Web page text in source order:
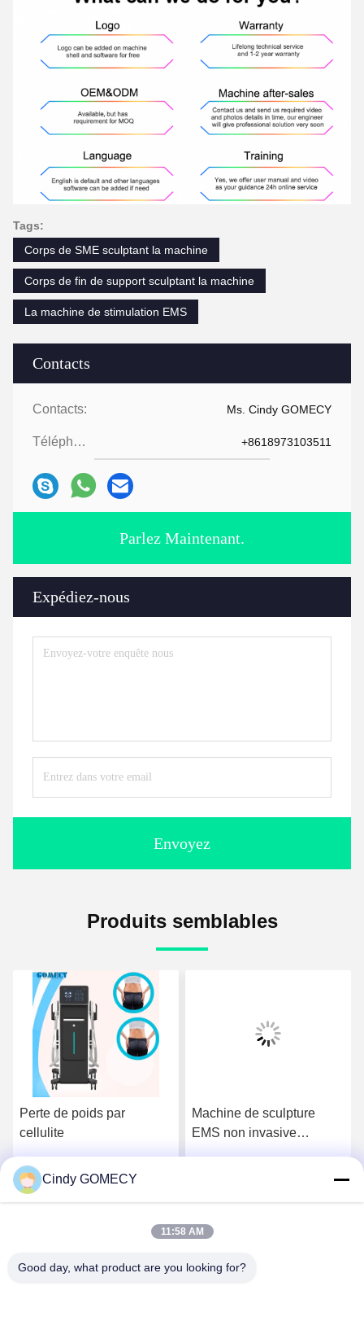
Contacts
Contacts: Ms. Cindy GOMECY
Téléphone: +8618973103511
Parlez Maintenant.
Expédiez-nous
Envoyez
Tags:
Corps de SME sculptant la machine
Corps de fin de support sculptant la machine
La machine de stimulation EMS
Produits semblables
Machine de sculpture
EMS non invasive
musculaire indolore
5 poignées EMS sculpting
machine 5000W ems
Cindy GOMECY
11:58 AM
Good day, what product are you looking for?